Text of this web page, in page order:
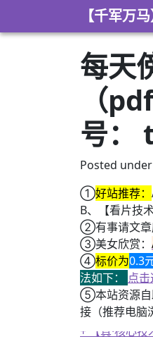
【千军万
每天
（
号：
Posted under
①好站推荐：
B、【看片技
②有事请文章
③美女欣赏：
④标价为0.3
法如下： 点
⑤本站资源自
接（推荐电脑
+ 【真·核心